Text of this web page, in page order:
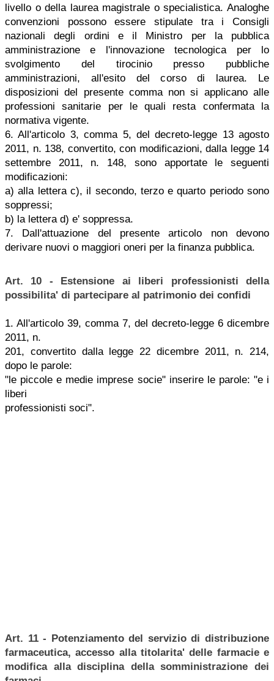
livello o della laurea magistrale o specialistica. Analoghe
convenzioni possono essere stipulate tra i Consigli
nazionali degli ordini e il Ministro per la pubblica
amministrazione e l'innovazione tecnologica per lo
svolgimento del tirocinio presso pubbliche
amministrazioni, all'esito del corso di laurea. Le
disposizioni del presente comma non si applicano alle
professioni sanitarie per le quali resta confermata la
normativa vigente.
6. All'articolo 3, comma 5, del decreto-legge 13 agosto
2011, n. 138, convertito, con modificazioni, dalla legge 14
settembre 2011, n. 148, sono apportate le seguenti
modificazioni:
a) alla lettera c), il secondo, terzo e quarto periodo sono
soppressi;
b) la lettera d) e' soppressa.
7. Dall'attuazione del presente articolo non devono
derivare nuovi o maggiori oneri per la finanza pubblica.
Art. 10 - Estensione ai liberi professionisti della
possibilita' di partecipare al patrimonio dei confidi
1. All'articolo 39, comma 7, del decreto-legge 6 dicembre
2011, n.
201, convertito dalla legge 22 dicembre 2011, n. 214,
dopo le parole:
"le piccole e medie imprese socie" inserire le parole: "e i
liberi
professionisti soci".
Art. 11 - Potenziamento del servizio di distribuzione
farmaceutica, accesso alla titolarita' delle farmacie e
modifica alla disciplina della somministrazione dei